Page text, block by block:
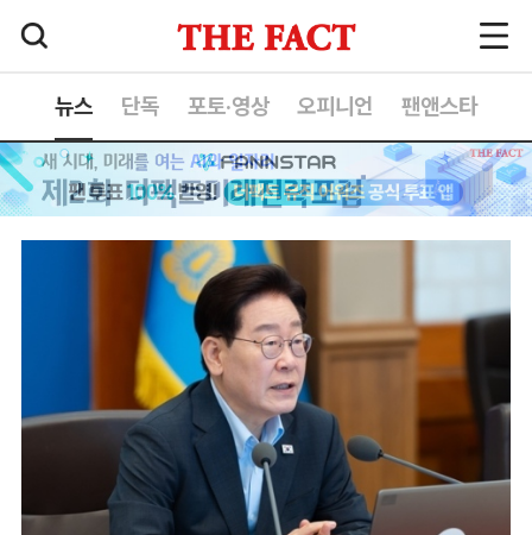
뉴스 단독 포토·영상 오피니언 팬앤스타